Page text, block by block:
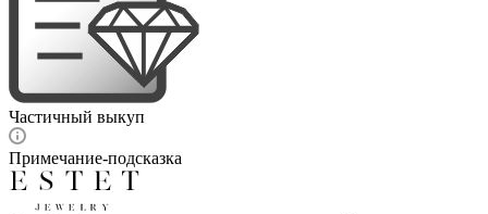
Частичный выкуп
Примечание-подсказка